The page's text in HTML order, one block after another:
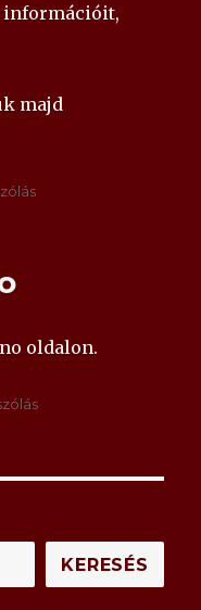
információit,
majd
oldalon.
KERESÉS